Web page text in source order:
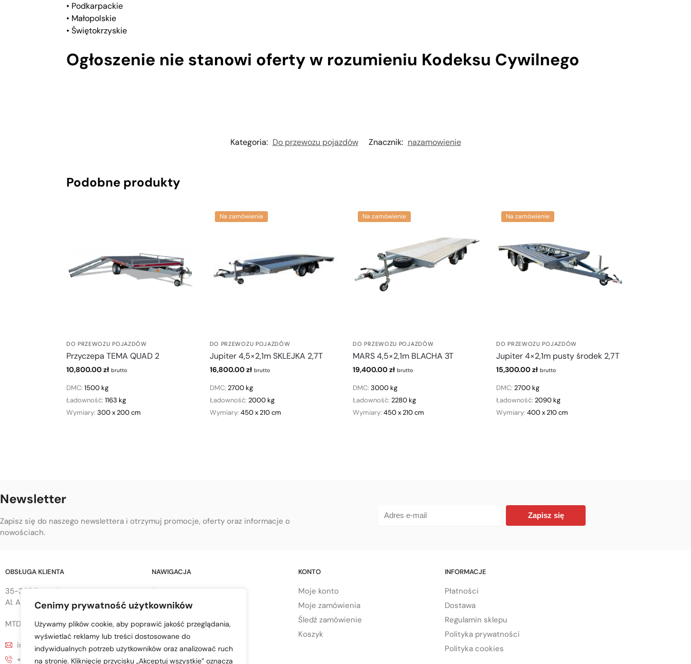
Cenimy prywatność użytkowników
Używamy plików cookie, aby poprawić jakość przeglądania,
wyświetlać reklamy lub treści dostosowane do
indywidualnych potrzeb użytkowników oraz analizować ruch
na stronie. Kliknięcie przycisku „Akceptuj wszystkie” oznacza
• Podkarpackie
• Małopolskie
• Świętokrzyskie
Ogłoszenie nie stanowi oferty w rozumieniu Kodeksu Cywilnego
Kategoria: Do przewozu pojazdów Znacznik: nazamowienie
Podobne produkty
DO PRZEWOZU POJAZDÓW
Przyczepa TEMA QUAD 2
10,800.00zł brutto
DMC: 1500 kg
Ładowność: 1163 kg
Wymiary: 300 x 200 cm
Na zamówienie
DO PRZEWOZU POJAZDÓW
Jupiter 4,5×2,1m SKLEJKA 2,7T
16,800.00zł brutto
DMC: 2700 kg
Ładowność: 2000 kg
Wymiary: 450 x 210 cm
Na zamówienie
DO PRZEWOZU POJAZDÓW
MARS 4,5×2,1m BLACHA 3T
19,400.00zł brutto
DMC:3000 kg
Ładowność:2280 kg
Wymiary:450 x 210 cm
Na zamówienie
DO PRZEWOZU POJAZDÓW
Jupiter 4×2,1m pusty środek 2,7T
15,300.00zł brutto
DMC:2700 kg
Ładowność:2090 kg
Wymiary:400 x 210 cm
Newsletter
Zapisz się do naszego newslettera i otrzymuj promocje, oferty oraz informacje o
nowościach.
Zapisz się
OBSŁUGA KLIENTA
35-307 Rzeszów
Al. Armii Krajowej 68
MTD sp. z o.o.
info@mtd-przyczepy.pl
+48 695 776 853
NAWIGACJA
Home
Sklep
O Firmie
Blog
Obsługa klienta
KONTO
Moje konto
Moje zamówienia
Śledź zamówienie
Koszyk
INFORMACJE
Płatności
Dostawa
Regulamin sklepu
Polityka prywatności
Polityka cookies